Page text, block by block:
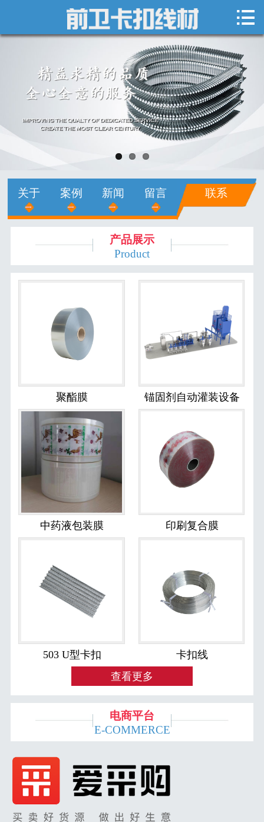
 网站首页
关于我们
新闻中心
产品展示
销售网络
在线留言
联系我们

关于 案例 新闻 留言 联系
产品展示
Product
聚酯膜 锚固剂自动灌装设备
中药液包装膜 印刷复合膜
503 U型卡扣
卡扣线
查看更多
电商平台
E-COMMERCE